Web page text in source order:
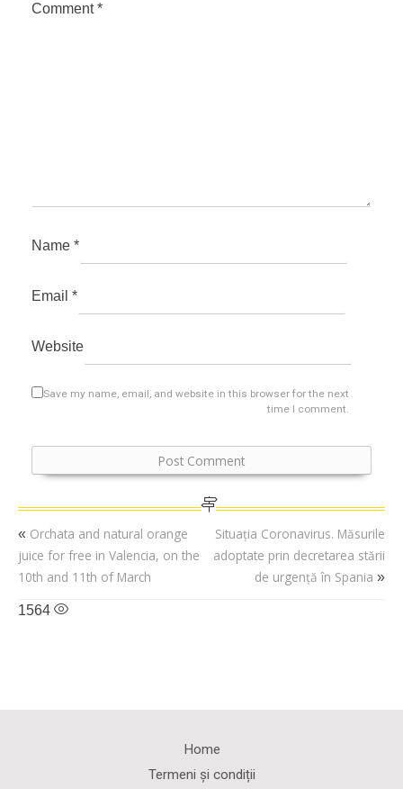
Comment*
Name *
Email *
Website
Save my name, email, and website in this browser for the next
time I comment.
« Orchata and natural orange
juice for free in Valencia, on the
10th and 11th of March
Situația Coronavirus. Măsurile
adoptate prin decretarea stării
de urgență în Spania »
1564
Home
Termeni și condiții